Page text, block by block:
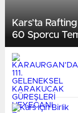
Kars’ta
60 Sporcu
Getafe
Scunthorpe
Yeovil Town